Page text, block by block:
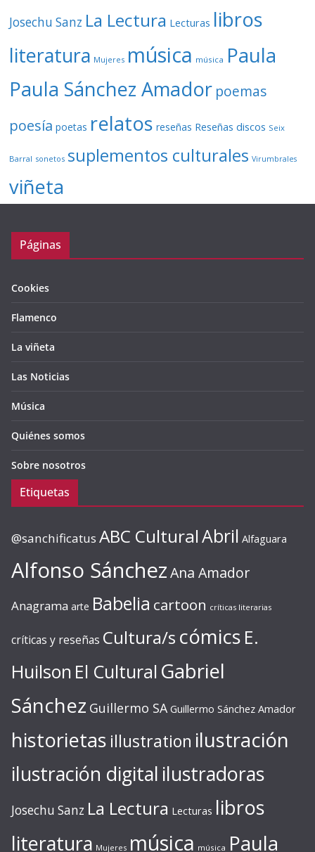
Josechu Sanz La Lectura Lecturas libros
literatura Mujeres música música Paula
Paula Sánchez Amador poemas
poesía poetas relatos reseñas Reseñas discos Seix
Barral sonetos suplementos culturales Virumbrales
viñeta
Páginas
Cookies
Flamenco
La viñeta
Las Noticias
Música
Quiénes somos
Sobre nosotros
Etiquetas
@sanchificatus ABC CulturalAbril Alfaguara
Alfonso SánchezAna Amador
Anagrama arte Babelia cartoon críticas literarias
críticas y reseñas Cultura/s cómics E.
Huilson El Cultural Gabriel
Sánchez Guillermo SA Guillermo Sánchez Amador
historietas illustration ilustración
ilustración digital ilustradoras
Josechu Sanz La Lectura Lecturas libros
literatura Mujeres música música Paula